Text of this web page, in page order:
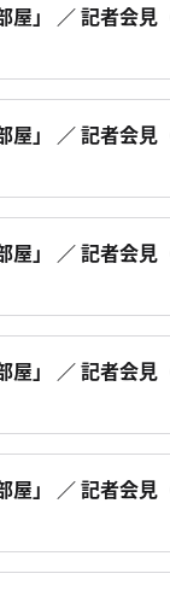
屋」 ／ 記者会見
屋」 ／ 記者会見
屋」 ／ 記者会見
屋」 ／ 記者会見
屋」 ／ 記者会見